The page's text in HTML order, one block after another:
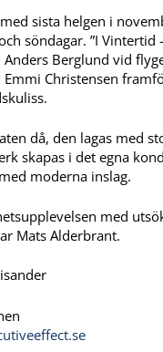
sista helgen i
söndagar. ”I
Anders Berglund vid
Emmi Christensen
då, den lagas med
skapas i det egna
moderna inslag.
med
Mats Alderbrant.